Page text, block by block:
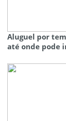
Aluguel por
até onde pode